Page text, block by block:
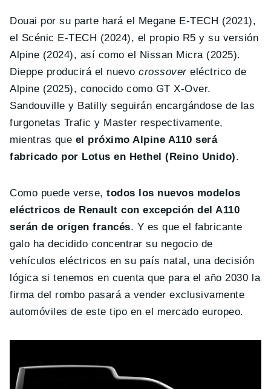
Douai por su parte hará el Megane E-TECH (2021),
el Scénic E-TECH (2024), el propio R5 y su versión
Alpine (2024), así como el Nissan Micra (2025).
Dieppe producirá el nuevocrossovereléctrico de
Alpine (2025), conocido como GT X-Over.
Sandouville y Batilly seguirán encargándose de las
furgonetas Trafic y Master respectivamente,
mientras que el próximo Alpine A110 será
fabricado por Lotus en Hethel (Reino Unido).
Como puede verse,todos los nuevos modelos
eléctricos de Renault con excepción del A110
serán de origen francés. Y es que el fabricante
galo ha decidido concentrar su negocio de
vehículos eléctricos en su país natal, una decisión
lógica si tenemos en cuenta que para el año 2030 la
firma del rombo pasará a vender exclusivamente
automóviles de este tipo en el mercado europeo.